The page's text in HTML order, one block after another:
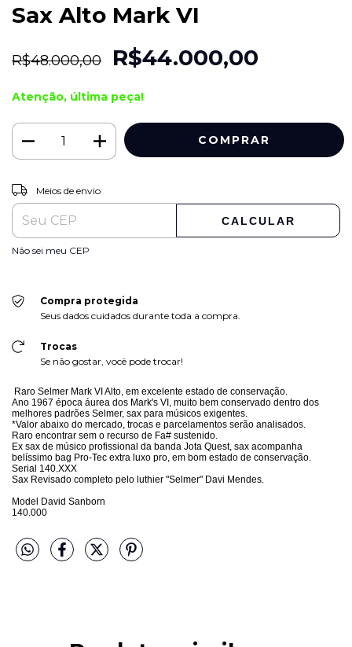
Sax Alto Mark VI
R$48.000,00 R$44.000,00
Atenção, última peça!
Entregas para o CEP:
Meios de envio
CALCULAR
Não sei meu CEP
Compra protegida
Seus dados cuidados durante toda a compra.
Trocas
Se não gostar, você pode trocar!
Raro Selmer Mark VI Alto, em excelente estado de conservação.
Ano 1967 época áurea dos Mark's VI, muito bem conservado dentro dos
melhores padrões Selmer, sax para músicos exigentes.
*Valor abaixo do mercado, trocas e parcelamentos serão analisados.
Raro encontrar sem o recurso de Fa# sustenido.
Ex sax de músico profissional da banda Jota Quest, sax acompanha
belíssimo bag Pro-Tec extra luxo pro, em bom estado de conservação.
Serial 140.XXX
Sax Revisado completo pelo luthier "Selmer" Davi Mendes.
Model David Sanborn
140.000